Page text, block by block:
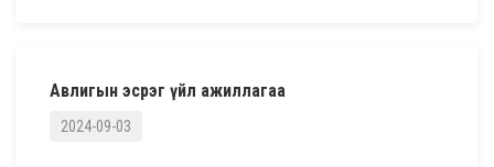
Авлигын эсрэг үйл ажиллагаа
2024-09-03